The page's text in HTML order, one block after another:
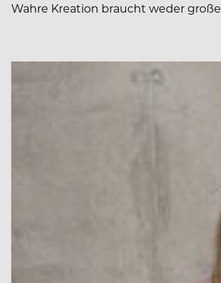
Wahre Kreation braucht weder